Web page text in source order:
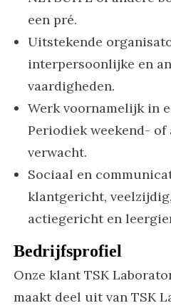
een pré.
Uitstekende
interpersoonlijke en
vaardigheden.
Werk voornamelijk in
Periodiek weekend-
verwacht.
Sociaal en
klantgericht,
actiegericht en
Bedrijfsprofiel
Onze klant TSK
maakt deel uit van TSK